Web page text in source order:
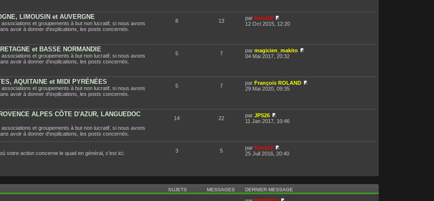
LIMOUSIN et AUVERGNE
et groupements à but non lucratif, si nous avons
avoir à donner d'explications, les posts concernés.
8 13 parfiona19
12 Oct 2015, 12:20
et BASSE NORMANDIE
et groupements à but non lucratif, si nous avons
avoir à donner d'explications, les posts concernés.
5 7 parmagicien_makito
04 Mai 2017, 20:32
AQUITAINE et MIDI PYRÉNÉES
et groupements à but non lucratif, si nous avons
avoir à donner d'explications, les posts concernés.
5 7 parFrançois ROLAND
29 Mai 2020, 09:35
ALPES CÔTE D'AZUR, LANGUEDOC
et groupements à but non lucratif, si nous avons
avoir à donner d'explications, les posts concernés.
14 22 parJPS26
11 Jan 2017, 10:46
votre action concerne le quad en général, c'est ici. 3 5 parfiona19
25 Juil 2016, 20:40
SUJETS MESSAGES DERNIER MESSAGE